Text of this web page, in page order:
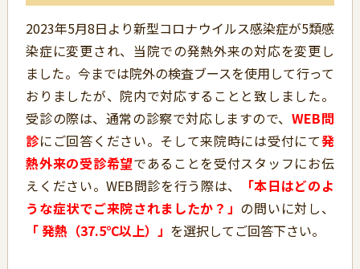
2023年5月8日より新型コロナウイルス感染症が5類感
染症に変更され、当院での発熱外来の対応を変更し
ました。今までは院外の検査ブースを使用して行って
おりましたが、院内で対応することと致しました。
受診の際は、通常の診察で対応しますので、WEB問
診にご回答ください。そして来院時には受付にて発
熱外来の受診希望であることを受付スタッフにお伝
えください。WEB問診を行う際は、
「本日はどのよ
うな症状でご来院されましたか？」 の問いに対し、
「発熱（37.5℃以上）」 を選択してご回答下さい。